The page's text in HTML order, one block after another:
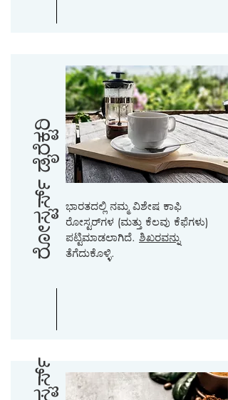
ರೋಸ್ಟರ್ಸ್ ಡೈರೆಕ್ಟರಿ
ಭಾರತದಲ್ಲಿ ನಮ್ಮ ವಿಶೇಷ ಕಾಫಿ
ರೋಸ್ಟರ್‌ಗಳ (ಮತ್ತು ಕೆಲವು ಕೆಫೆಗಳು)
ಪಟ್ಟಿಮಾಡಲಾಗಿದೆ. ಶಿಖರವನ್ನು
ತೆಗೆದುಕೊಳ್ಳಿ.